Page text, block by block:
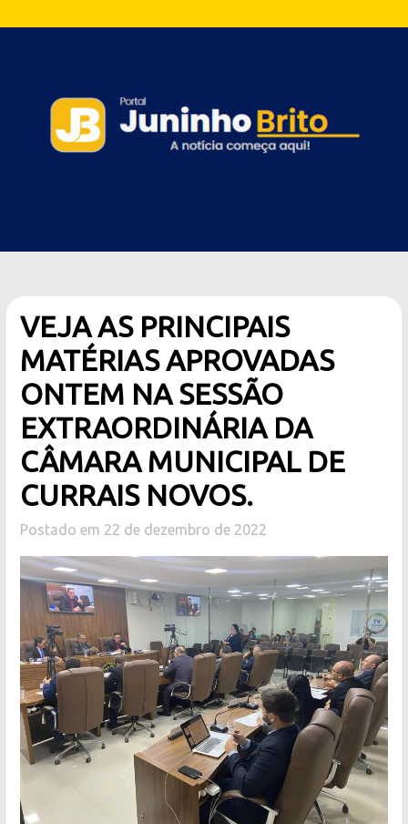
VEJA AS PRINCIPAIS
MATÉRIAS APROVADAS
ONTEM NA SESSÃO
EXTRAORDINÁRIA DA
CÂMARA MUNICIPAL DE
CURRAIS NOVOS.
Postado em 22 de dezembro de 2022